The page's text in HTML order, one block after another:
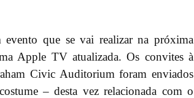
que se vai realizar na próxima
Apple TV atualizada. Os convites à
Civic Auditorium foram enviados
– desta vez relacionada com o